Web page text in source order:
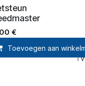
Toevoegen aan
€
Toevoegen aan